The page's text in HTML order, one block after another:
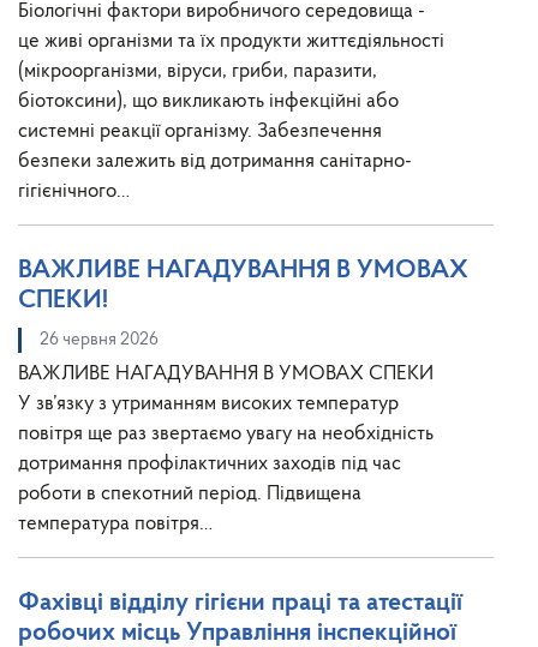
Біологічні фактори виробничого середовища -
це живі організми та їх продукти життєдіяльності
(мікроорганізми, віруси, гриби, паразити,
біотоксини), що викликають інфекційні або
системні реакції організму. Забезпечення
безпеки залежить від дотримання санітарно-
гігієнічного…
ВАЖЛИВЕ НАГАДУВАННЯ В УМОВАХ
СПЕКИ!
26 червня 2026
ВАЖЛИВЕ НАГАДУВАННЯ В УМОВАХ СПЕКИ
У зв’язку з утриманням високих температур
повітря ще раз звертаємо увагу на необхідність
дотримання профілактичних заходів під час
роботи в спекотний період. Підвищена
температура повітря…
Фахівці відділу гігієни праці та атестації
робочих місць Управління інспекційної